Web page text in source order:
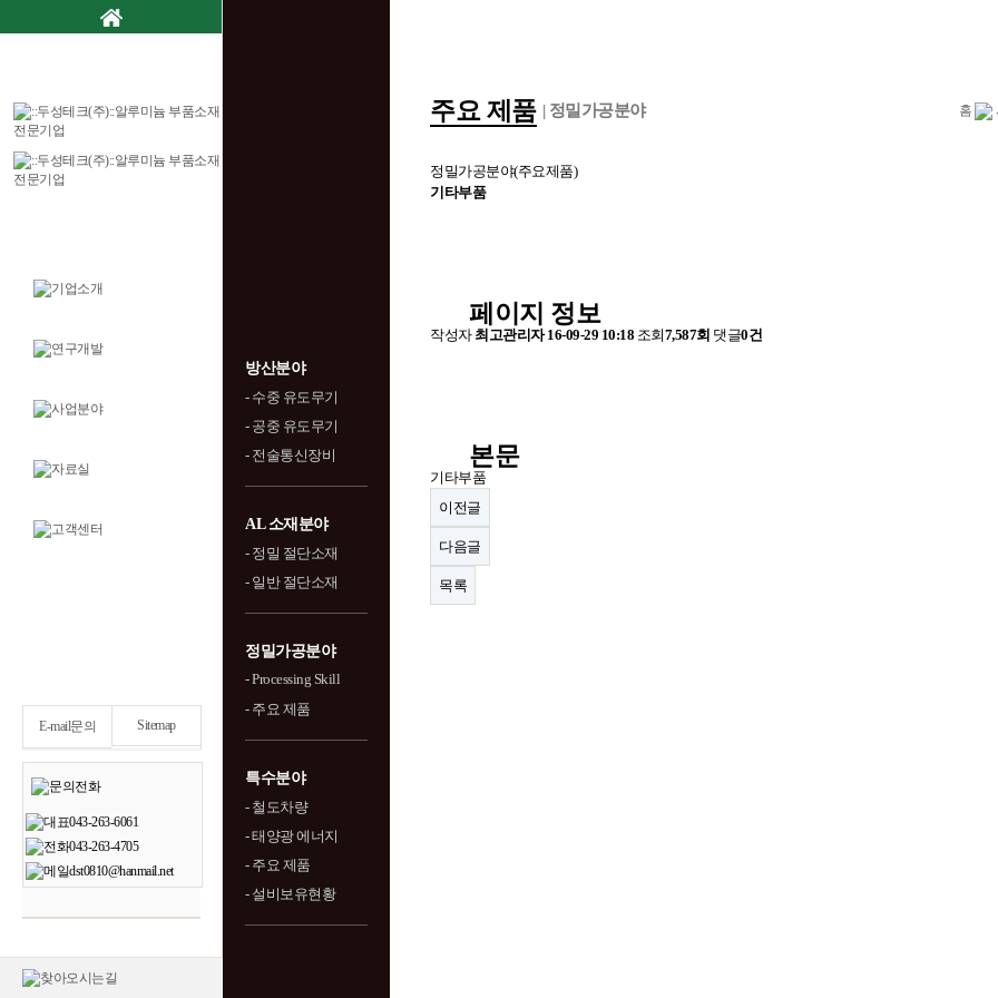
E-mail문의 Sitemap
방산분야
- 수중 유도무기
- 공중 유도무기
- 전술통신장비
AL 소재분야
- 정밀 절단소재
- 일반 절단소재
정밀가공분야
- Processing Skill
- 주요 제품
특수분야
- 철도차량
- 태양광 에너지
- 주요 제품
- 설비보유현황
주요 제품 | 정밀가공분야 홈
정밀가공분야(주요제품)
기타부품
페이지 정보
작성자 최고관리자 16-09-29 10:18 조회7,587회 댓글0건
본문
기타부품
이전글
다음글
목록